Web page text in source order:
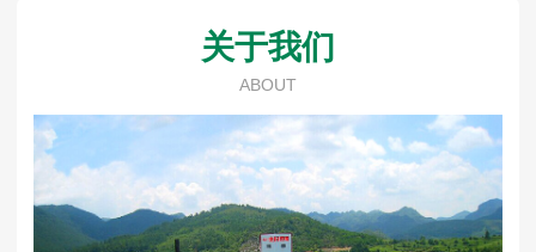
关于我们
ABOUT